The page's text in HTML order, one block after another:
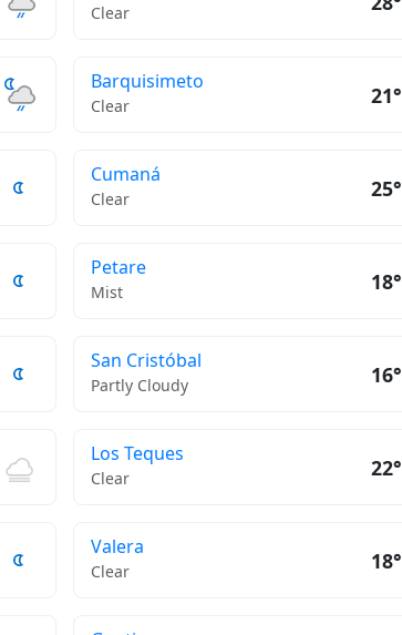
Clear
Barquisimeto
Clear 21°
Cumaná
Clear 25°
Petare
Mist 18°
San Cristóbal
Partly Cloudy 16°
Los Teques
Clear 22°
Valera
Clear 18°